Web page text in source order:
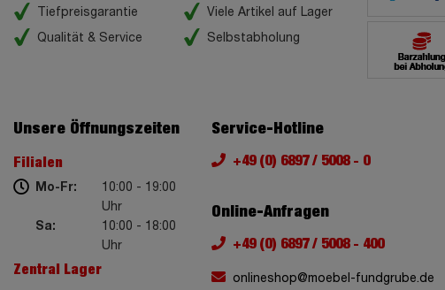
Tiefpreisgarantie
Qualität & Service
Viele Artikel auf Lager
Selbstabholung
Unsere Öffnungszeiten
Filialen
Mo-Fr:
10:00 - 19:00
Uhr
Sa:
10:00 - 18:00
Uhr
Zentral Lager
Service-Hotline
+49 (0) 6897 / 5008 - 0
Online-Anfragen
+49 (0) 6897 / 5008 - 400
onlineshop@moebel-fundgrube.de